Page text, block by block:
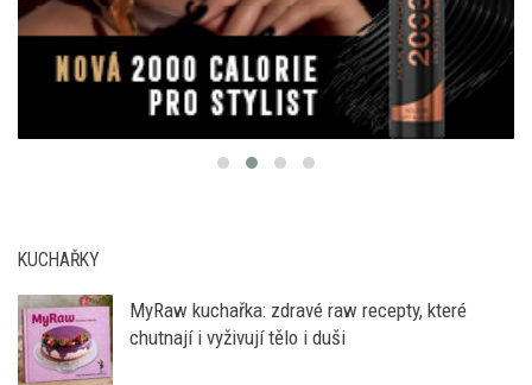
KUCHAŘKY
MyRaw kuchařka: zdravé raw recepty, které
chutnají i vyživují tělo i duši